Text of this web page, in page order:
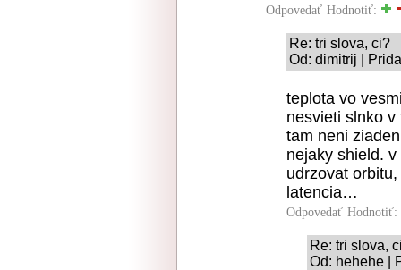
Odpovedať Hodnotiť:
Re: tri slova, ci?
Od: dimitrij |
teplota vo
nesvieti slnko
tam neni
nejaky shield.
udrzovat
latencia…
Odpovedať Hodnotiť:
Re: tri slova,
Od: hehehe |